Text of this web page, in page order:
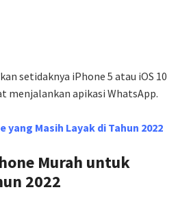
setidaknya iPhone 5 atau iOS 10
menjalankan apikasi WhatsApp.
yang Masih Layak di Tahun 2022
Murah untuk
2022